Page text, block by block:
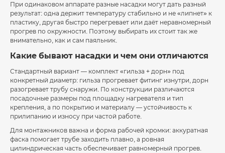
При одинаковом аппарате разные насадки могут дать разный
результат: одна держит температуру стабильно и не «липнет» к
пластику, другая быстро перегревает или даёт неравномерный
прогрев по окружности. Поэтому выбирать их стоит так же
внимательно, как и сам паяльник.
Какие бывают насадки и чем они отличаются
Стандартный вариант — комплект «гильза + дорн» под
конкретный диаметр: гильза прогревает фитинг изнутри, дорн
разогревает трубу снаружи. По конструкции различаются
посадочные размеры под площадку нагревателя и тип
крепления, а по покрытию и материалу — устойчивость к
прилипанию и износу при частой работе.
Для монтажников важна и форма рабочей кромки: аккуратная
фаска помогает трубе заходить плавно, а ровная
цилиндрическая часть обеспечивает равномерный прогрев.